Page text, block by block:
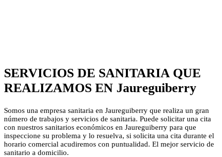
SERVICIOS DE SANITARIA QUE
REALIZAMOS EN Jaureguiberry
Somos una empresa sanitaria en Jaureguiberry que realiza un gran
número de trabajos y servicios de sanitaria. Puede solicitar una cita
con nuestros sanitarios económicos en Jaureguiberry para que
inspeccione su problema y lo resuelva, si solicita una cita durante el
horario comercial acudiremos con puntualidad. El mejor servicio de
sanitario a domicilio.